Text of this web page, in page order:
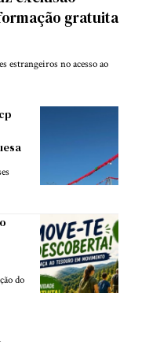
gratuita
estrangeiros no acesso ao
do